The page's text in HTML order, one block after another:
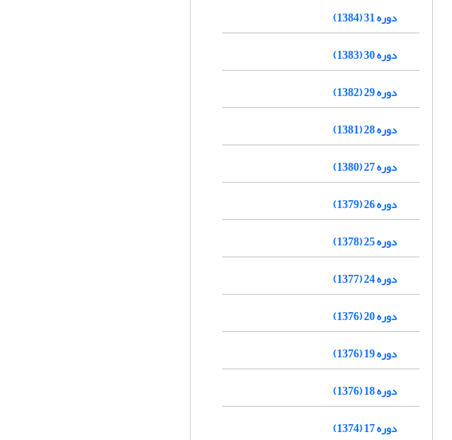
دوره 31 (1384)
دوره 30 (1383)
دوره 29 (1382)
دوره 28 (1381)
دوره 27 (1380)
دوره 26 (1379)
دوره 25 (1378)
دوره 24 (1377)
دوره 20 (1376)
دوره 19 (1376)
دوره 18 (1376)
دوره 17 (1374)